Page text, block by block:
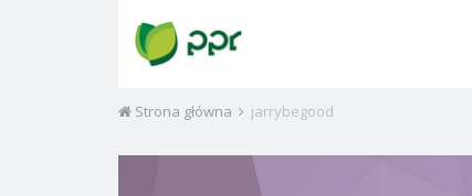
Strona główna jarrybegood